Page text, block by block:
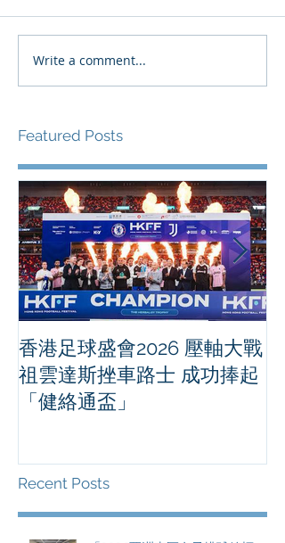
Write a comment...
Featured Posts
香港足球盛會2026 壓軸大戰
祖雲達斯挫車路士 成功捧起
「健絡通盃」
Recent Posts